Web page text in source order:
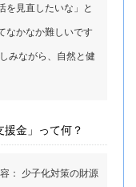
を見直したいな」と
なかなか難しいです
みながら、自然と健
援金」って何？
： 少子化対策の財源